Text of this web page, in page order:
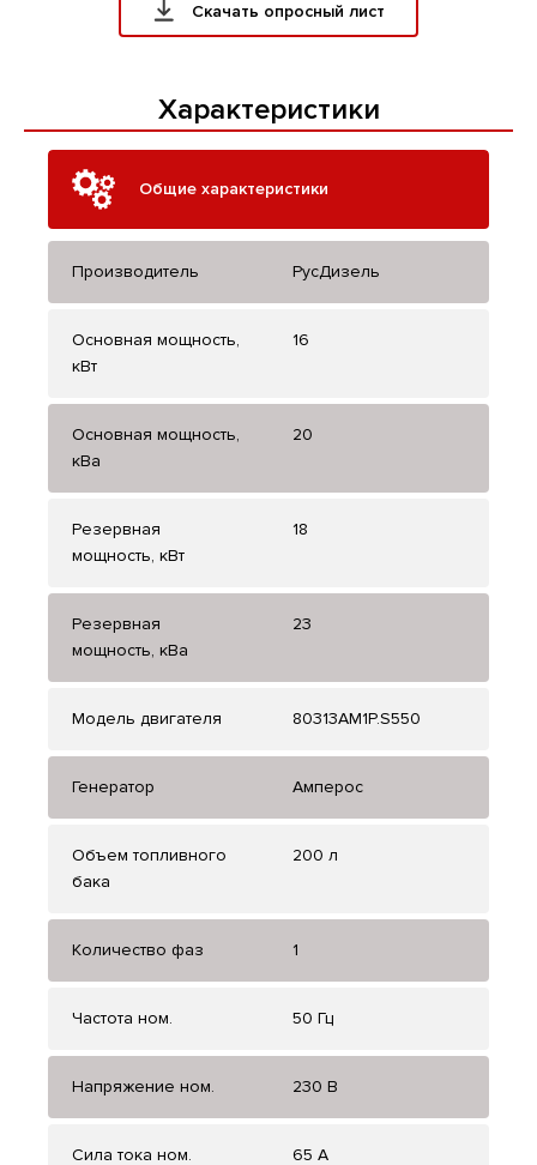
Скачать опросный лист
Характеристики
Общие характеристики
Производитель РусДизель
Основная мощность,
кВт
16
Основная мощность,
кВа
20
Резервная
мощность, кВт
18
Резервная
мощность, кВа
23
Модель двигателя 80313AM1P.S550
Генератор Амперос
Объем топливного
бака
200 л
Количество фаз 1
Частота ном. 50 Гц
Напряжение ном. 230 В
Сила тока ном. 65 А